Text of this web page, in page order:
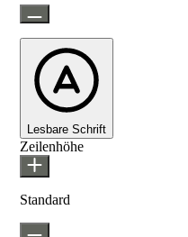
Lesbare Schrift
Zeilenhöhe
Standard